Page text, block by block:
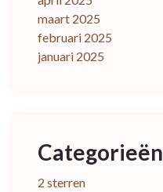
maart 2025
februari 2025
januari 2025
Categorieën
2 sterren